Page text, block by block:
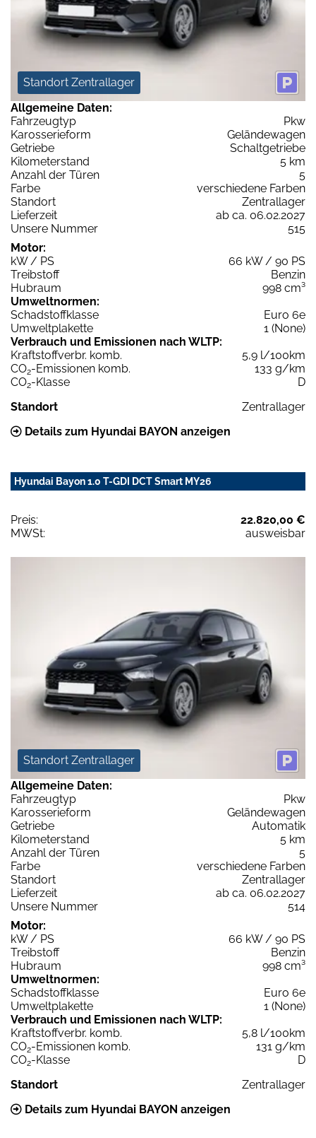
Standort Zentrallager
Allgemeine Daten:
Fahrzeugtyp
Pkw
Karosserieform
Geländewagen
Getriebe
Schaltgetriebe
Kilometerstand
5 km
Anzahl der Türen
5
Farbe
verschiedene Farben
Standort
Zentrallager
Lieferzeit
ab ca. 06.02.2027
Unsere Nummer
515
Motor:
kW / PS
66 kW / 90 PS
Treibstoff
Benzin
Hubraum
998 cm³
Umweltnormen:
Schadstoffklasse
Euro 6e
Umweltplakette
1 (None)
Verbrauch und Emissionen nach WLTP:
Kraftstoffverbr. komb.
5,9 l/100km
CO2-Emissionen komb.
133 g/km
CO2-Klasse
D
Standort
Zentrallager
Details zum Hyundai BAYON anzeigen
Hyundai Bayon 1.0 T-GDI DCT Smart MY26
Preis:
22.820,00 €
MWSt:
ausweisbar
Standort Zentrallager
Allgemeine Daten:
Fahrzeugtyp
Pkw
Karosserieform
Geländewagen
Getriebe
Automatik
Kilometerstand
5 km
Anzahl der Türen
5
Farbe
verschiedene Farben
Standort
Zentrallager
Lieferzeit
ab ca. 06.02.2027
Unsere Nummer
514
Motor:
kW / PS
66 kW / 90 PS
Treibstoff
Benzin
Hubraum
998 cm³
Umweltnormen:
Schadstoffklasse
Euro 6e
Umweltplakette
1 (None)
Verbrauch und Emissionen nach WLTP:
Kraftstoffverbr. komb.
5,8 l/100km
CO2-Emissionen komb.
131 g/km
CO2-Klasse
D
Standort
Zentrallager
Details zum Hyundai BAYON anzeigen